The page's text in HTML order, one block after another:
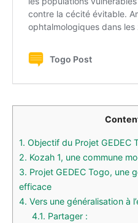
1. Objectif du Projet GEDEC
2. Kozah 1, une commune
3. Projet GEDEC Togo, une
efficace
4. Vers une généralisation à
4.1. Partager :